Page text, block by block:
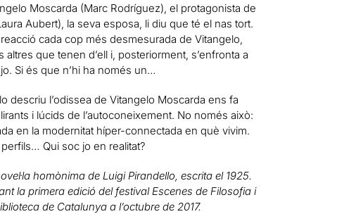
Moscarda (Marc Rodríguez), el protagonista de
Aubert), la seva esposa, li diu que té el nas tort.
cada cop més desmesurada de Vitangelo,
que tenen d’ell i, posteriorment, s’enfronta a
Si és que n’hi ha només un…
descriu l’odissea de Vitangelo Moscarda ens fa
i lúcids de l’autoconeixement. No només això:
en la modernitat híper-connectada en què vivim.
Qui soc jo en realitat?
·la homònima de Luigi Pirandello, escrita el 1925.
la primera edició del festival Escenes de Filosofia i
de Catalunya a l’octubre de 2017.